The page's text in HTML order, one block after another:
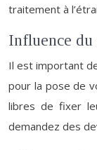
traitement à
Influence du
Il est important
pour la pose de
libres de fixer
demandez des